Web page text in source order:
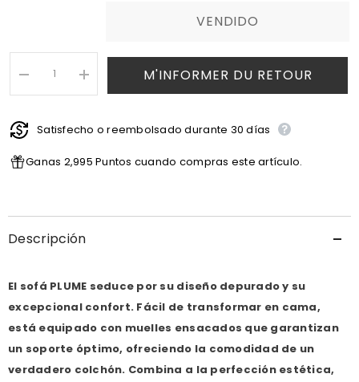
Error:
value
&quot;producto&quot;
&quot;Reducir
}}&quot;
Error:
value
&quot;Aumentar
}}&quot;
VENDIDO
M'INFORMER DU RETOUR
Satisfecho o reembolsado durante 30 días
Ganas 2,995 Puntos cuando compras este artículo.
Descripción
El sofá PLUME seduce por su diseño depurado y su
excepcional confort. Fácil de transformar en cama,
está equipado con muelles ensacados que garantizan
un soporte óptimo, ofreciendo la comodidad de un
verdadero colchón. Combina a la perfección estética,